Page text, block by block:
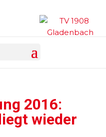
2016:
wieder